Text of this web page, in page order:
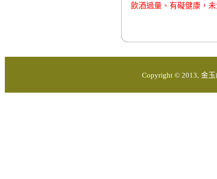
飲酒過量、有礙健康，
Copyright © 2013, 金